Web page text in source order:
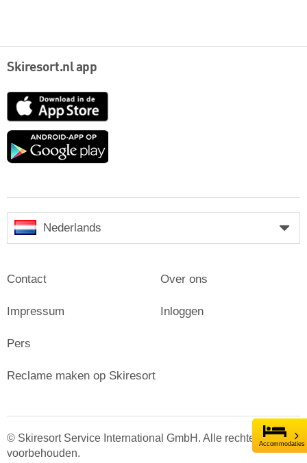
Accommodaties
Skiresort.nl app
App
Google
Nederlands
Contact
Impressum
Pers
Over ons
Inloggen
Reclame maken op Skiresort
© Skiresort Service International GmbH. Alle rechten
voorbehouden.